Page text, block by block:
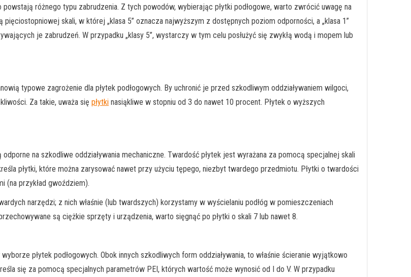
różnego typu zabrudzenia. Z tych powodów, wybierając płytki podłogowe, warto zwrócić uwagę na
skali, w której „klasa 5” oznacza najwyższym z dostępnych poziom odporności, a „klasa 1”
je zabrudzeń. W przypadku „klasy 5”, wystarczy w tym celu posłużyć się zwykłą wodą i mopem lub
typowe zagrożenie dla płytek podłogowych. By uchronić je przed szkodliwym oddziaływaniem wilgoci,
Za takie, uważa się płytki nasiąkliwe w stopniu od 3 do nawet 10 procent. Płytek o wyższych
na szkodliwe oddziaływania mechaniczne. Twardość płytek jest wyrażana za pomocą specjalnej skali
płytki, które można zarysować nawet przy użyciu tępego, niezbyt twardego przedmiotu. Płytki o twardości
(na przykład gwoździem).
narzędzi; z nich właśnie (lub twardszych) korzystamy w wyścielaniu podłóg w pomieszczeniach
są ciężkie sprzęty i urządzenia, warto sięgnąć po płytki o skali 7 lub nawet 8.
płytek podłogowych. Obok innych szkodliwych form oddziaływania, to właśnie ścieranie wyjątkowo
się za pomocą specjalnych parametrów PEI, których wartość może wynosić od I do V. W przypadku